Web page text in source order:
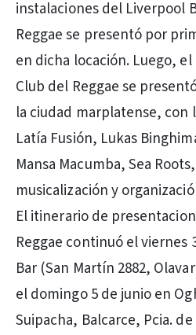
instalaciones del Liverpool
Reggae se presentó por
en dicha locación. Luego,
Club del Reggae se
la ciudad marplatense, con
Latía Fusión, Lukas
Mansa Macumba, Sea
musicalización y
El itinerario de
Reggae continuó el viernes
Bar (San Martín 2882,
el domingo 5 de junio en
Suipacha, Balcarce, Pcia. de